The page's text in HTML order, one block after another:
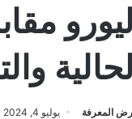
المعرفة يوليو 4, 2024